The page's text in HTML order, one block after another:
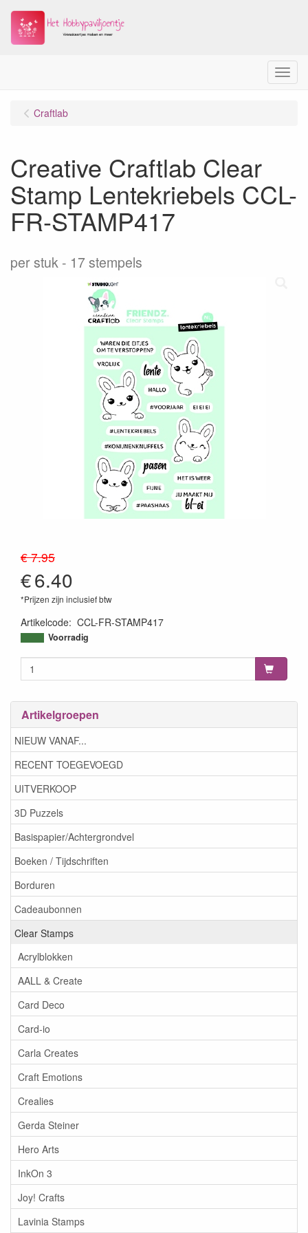
Menu
Artikelgroepen
NIEUW VANAF...
RECENT TOEGEVOEGD
UITVERKOOP
3D Puzzels
Basispapier/Achtergrondvel
Boeken / Tijdschriften
Borduren
Cadeaubonnen
Clear Stamps
Acrylblokken
AALL & Create
Card Deco
Card-io
Carla Creates
Craft Emotions
Crealies
Gerda Steiner
Hero Arts
InkOn 3
Joy! Crafts
Lavinia Stamps
Craftlab
Creative Craftlab Clear
Stamp Lentekriebels CCL-
FR-STAMP417
per stuk 17 stempels
€ 7.95
€6.40
*Prijzen zijn inclusief btw
Artikelcode: CCL-FR-STAMP417
8713943140802
Voorradig